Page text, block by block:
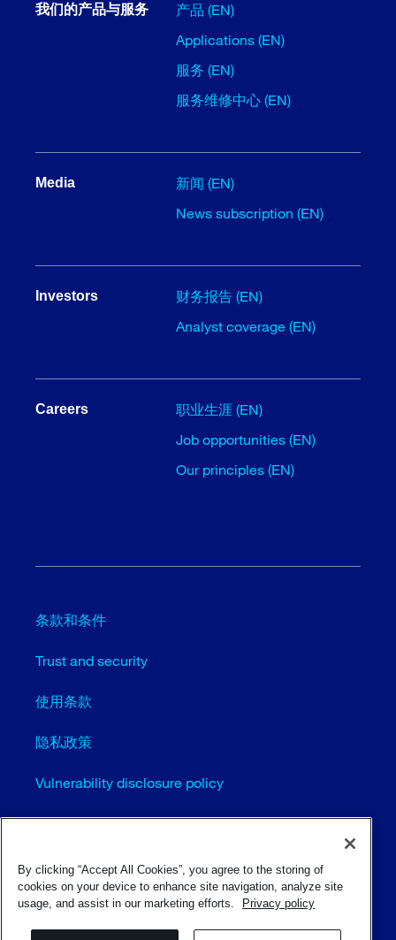
我们的产品与服务
产品 (EN)
Applications (EN)
服务 (EN)
服务维修中心 (EN)
Media
新闻 (EN)
News subscription (EN)
Investors
财务报告 (EN)
Analyst coverage (EN)
Careers
职业生涯 (EN)
Job opportunities (EN)
Our principles (EN)
条款和条件
Trust and security
使用条款
隐私政策
Vulnerability disclosure policy
Cookie settings (EN)
站点地图
© Sulzer Ltd 1996 - 2025
By clicking “Accept All Cookies”, you agree to the storing of
cookies on your device to enhance site navigation, analyze site
usage, and assist in our marketing efforts.
Privacy policy